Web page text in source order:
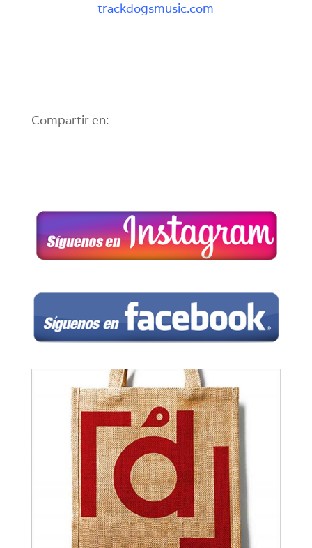
trackdogsmusic.com
Compartir en: